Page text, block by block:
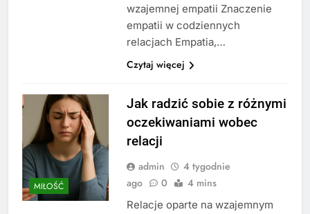
wzajemnej empatii Znaczenie
empatii w codziennych
relacjach Empatia,…
Czytaj więcej
MIŁOŚĆ
Jak radzić sobie z różnymi
oczekiwaniami wobec
relacji
admin
4 tygodnie
ago
0 4 mins
Relacje oparte na wzajemnym